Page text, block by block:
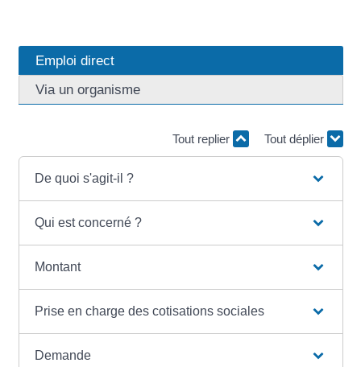
Emploi direct
Via un organisme
Tout replier Tout déplier
De quoi s'agit-il ?
Qui est concerné ?
Montant
Prise en charge des cotisations sociales
Demande